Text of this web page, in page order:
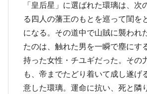
「皇后星」に選ばれた環璃は、次
る四人の藩王のもとを巡って閨を
になる。その道中で山賊に襲われ
たのは、触れた男を一瞬で塵にす
持った女性・チユギだった。その
も、帝までたどり着いて成し遂げ
意した環璃。運命に抗い、死と隣